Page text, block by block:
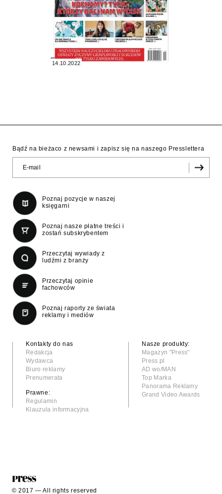
14.10.2022
Bądź na bieżaco z newsami i zapisz się na naszego Presslettera
Poznaj pozycje w naszej
księgarni
Poznaj nasze płatne treści i
zostań subskrybentem
Przeczytaj wywiady z
ludźmi z branży
Przeczytaj opinie
fachowców
Poznaj raporty ze świata
reklamy i mediów
Kontakty do nas
Redakcja
Wydawca
Biuro reklamy
Prenumerata
Prawne:
Regulamin
Klauzula informacyjna
Nasze produkty:
Magazyn "Press"
Press.pl
AD wo/MAN
Top Marka
Panorama Reklamy
Grand Video Awards
© 2017 — All rights reserved